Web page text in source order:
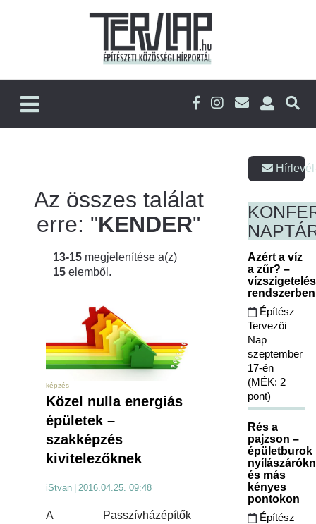
Az összes találat
erre: "KENDER"
13-15 megjelenítése a(z)
15 elemből.
képzés
Közel nulla energiás
épületek –
szakképzés
kivitelezőknek
iStvan 2016.04.25. 09:48
A Passzívházépítők
Azért a víz
a zűr? –
Építész
Tervezői
Nap
szeptember
17-én
(MÉK: 2
pont)
Rés a
pajzson –
épületburok
és más
kényes
pontokon
Építész